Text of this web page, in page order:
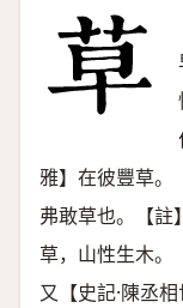
雅】在彼豐草。
弗敢草也。【註
草，山性生木。
又【史記·陳丞